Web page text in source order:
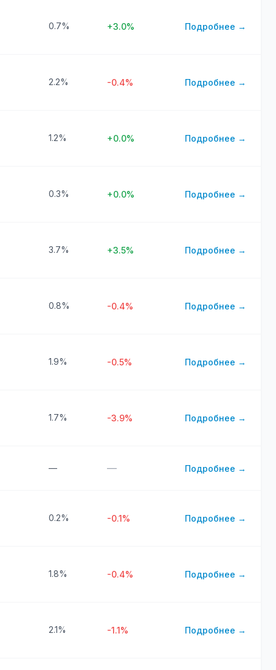
0.7% +3.0% Подробнее →
2.2% -0.4% Подробнее →
1.2% +0.0% Подробнее →
0.3% +0.0% Подробнее →
3.7% +3.5% Подробнее →
0.8% -0.4% Подробнее →
1.9% -0.5% Подробнее →
1.7% -3.9% Подробнее →
— — Подробнее →
0.2% -0.1% Подробнее →
1.8% -0.4% Подробнее →
2.1% -1.1% Подробнее →